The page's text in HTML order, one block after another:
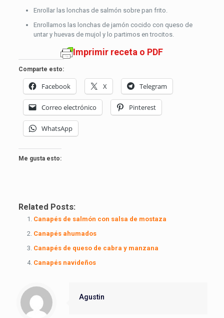
Enrollar las lonchas de salmón sobre pan frito.
Enrollamos las lonchas de jamón cocido con queso de
untar y huevas de mujol y lo partimos en trocitos.
Imprimir receta o PDF
Comparte esto:
Facebook X Telegram
Correo electrónico Pinterest
WhatsApp
Me gusta esto:
Related Posts:
Canapés de salmón con salsa de mostaza
Canapés ahumados
Canapés de queso de cabra y manzana
Canapés navideños
Agustin